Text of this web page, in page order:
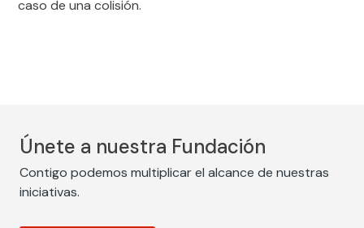
caso de una colisión.
Únete a nuestra Fundación
Contigo podemos multiplicar el alcance de nuestras
iniciativas.